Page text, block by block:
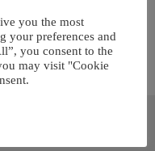
you the most
your preferences and
you consent to the
may visit "Cookie